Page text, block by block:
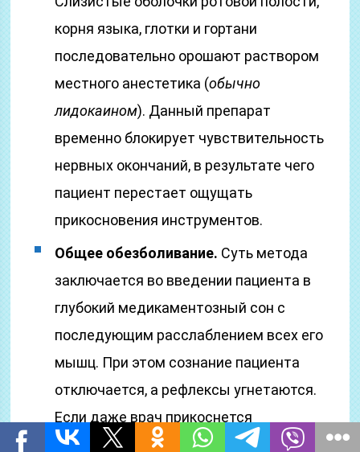
корня языка, глотки и гортани
последовательно орошают раствором
местного анестетика (обычно
лидокаином). Данный препарат
временно блокирует чувствительность
нервных окончаний, в результате чего
пациент перестает ощущать
прикосновения инструментов.
Общее обезболивание. Суть метода
заключается во введении пациента в
глубокий медикаментозный сон с
последующим расслаблением всех его
мышц. При этом сознание пациента
отключается, а рефлексы угнетаются.
Если даже врач прикоснется
инструментами к тканям глотки или